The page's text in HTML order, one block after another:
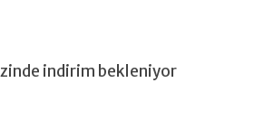
indirim bekleniyor